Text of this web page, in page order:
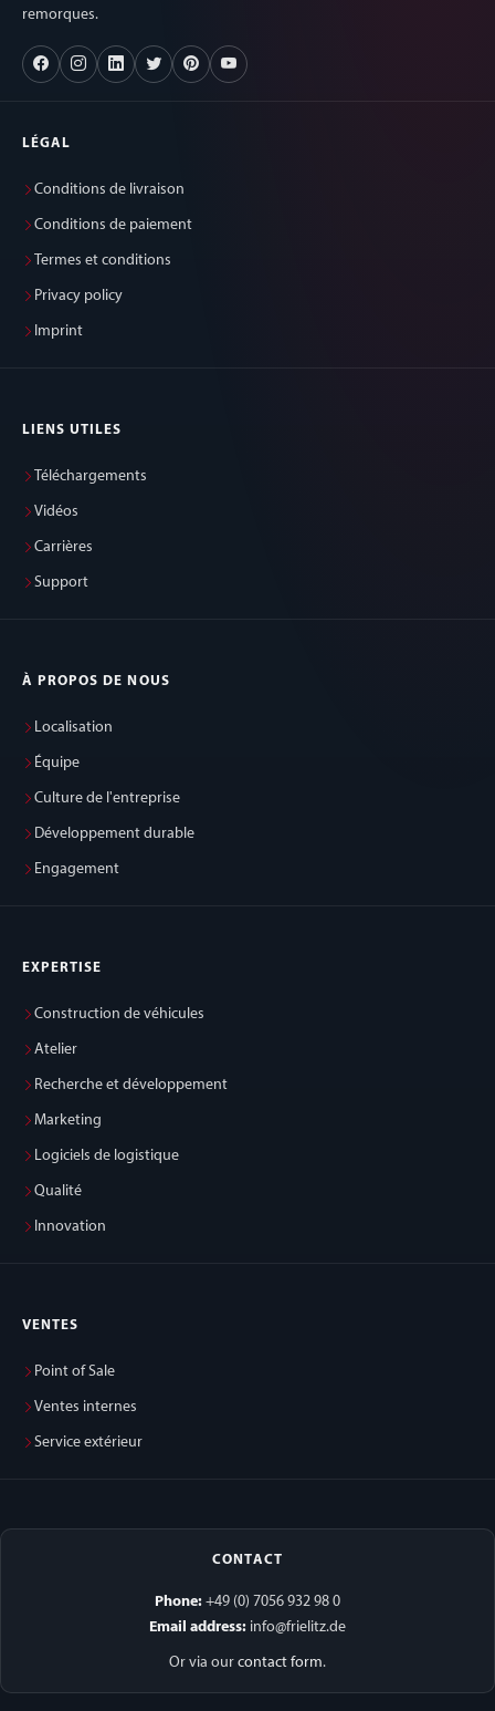
remorques.
LÉGAL
Conditions de livraison
Conditions de paiement
Termes et conditions
Privacy policy
Imprint
LIENS UTILES
Téléchargements
Vidéos
Carrières
Support
À PROPOS DE NOUS
Localisation
Équipe
Culture de l'entreprise
Développement durable
Engagement
EXPERTISE
Construction de véhicules
Atelier
Recherche et développement
Marketing
Logiciels de logistique
Qualité
Innovation
VENTES
Point of Sale
Ventes internes
Service extérieur
CONTACT
Phone: +49 (0) 7056 932 98 0
Email address: info@frielitz.de
Or via our contact form.